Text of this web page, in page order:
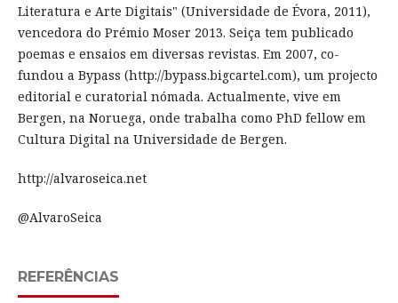
Literatura e Arte Digitais" (Universidade de Évora, 2011),
vencedora do Prémio Moser 2013. Seiça tem publicado
poemas e ensaios em diversas revistas. Em 2007, co-
fundou a Bypass (http://bypass.bigcartel.com), um projecto
editorial e curatorial nómada. Actualmente, vive em
Bergen, na Noruega, onde trabalha como PhD fellow em
Cultura Digital na Universidade de Bergen.
http://alvaroseica.net
@AlvaroSeica
REFERÊNCIAS